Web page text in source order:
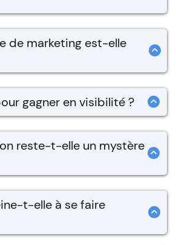
monde numérique sans un
Laissez-moi
maîtriser les outils
impact maximal en ligne.
de marketing est-elle
digital est crucial,
Ensemble, nous
une stratégie claire et
gagner en visibilité ?
contenu en ligne, se
défi. Je vous aiderai à créer
qui attire et fidélise une
reste-t-elle un mystère
passion en profit est
des stratégies
monétiser efficacement votre
t-elle à se faire
la clé du succès. Nous